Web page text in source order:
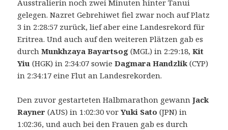
Ausstralierin noch zwei Minuten hinter Tanui
gelegen. Nazret Gebrehiwet fiel zwar noch auf Platz
3 in 2:28:57 zurück, lief aber eine Landesrekord für
Eritrea. Und auch auf den weiteren Plätzen gab es
durch Munkhzaya Bayartsog (MGL) in 2:29:18,Kit
Yiu (HGK) in 2:34:07 sowieDagmara Handzlik(CYP)
in 2:34:17 eine Flut an Landesrekorden.
Den zuvor gestarteten Halbmarathon gewannJack
Rayner (AUS) in 1:02:30 vorYuki Sato (JPN) in
1:02:36, und auch bei den Frauen gab es durch